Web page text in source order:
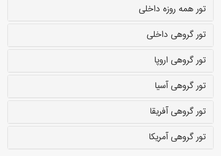
تور همه روزه داخلی
تور گروهی داخلی
تور گروهی اروپا
تور گروهی آسیا
تور گروهی آفریقا
تور گروهی آمریکا